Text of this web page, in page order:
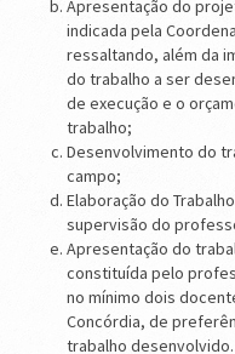
Apresentação do
indicada pela
ressaltando, além da
do trabalho a ser
de execução e o
trabalho;
Desenvolvimento do
campo;
Elaboração do
supervisão do
Apresentação do
constituída pelo
no mínimo dois
Concórdia, de
trabalho desenvolvido.